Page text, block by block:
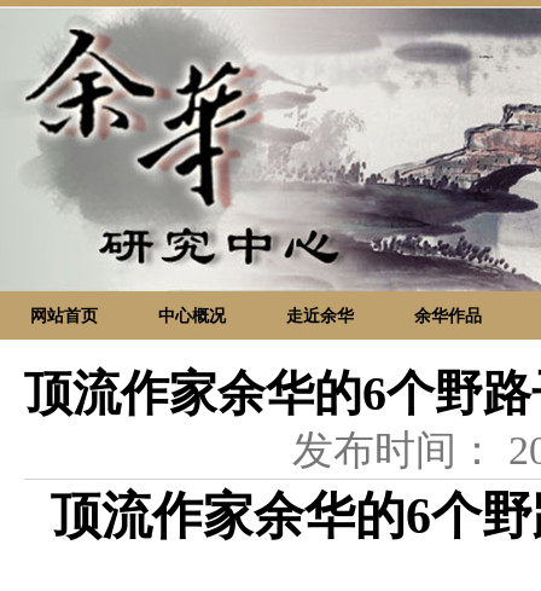
网站首页 中心概况 走近余华 余华作品
顶流作家余华的6个野
发布时间：
顶流作家余华的6个